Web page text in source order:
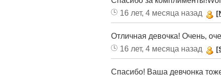
16 лет, 4 месяца назад
Отличная девочка! Очень,
16 лет, 4 месяца назад
Спасибо! Ваша девчонка